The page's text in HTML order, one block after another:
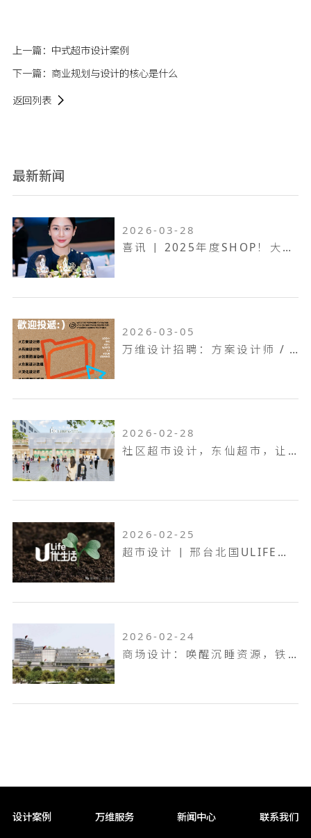
上一篇： 中式超市设计案例
下一篇： 商业规划与设计的核心是什么
返回列表
最新新闻
2026-03-28
喜讯 | 2025年度SHOP！大奖赛，万维设计斩获一金两银！
2026-03-05
万维设计招聘：方案设计师 / 方案设计助理...
2026-02-28
社区超市设计，东仙超市，让生活回归本真！
2026-02-25
超市设计 | 邢台北国ULIFE，共生共融，工业底色的烟火叙事！
2026-02-24
商场设计：唤醒沉睡资源，铁岭双燕天河城，狂揽 9.6 万客流
设计案例 万维服务 新闻中心 联系我们